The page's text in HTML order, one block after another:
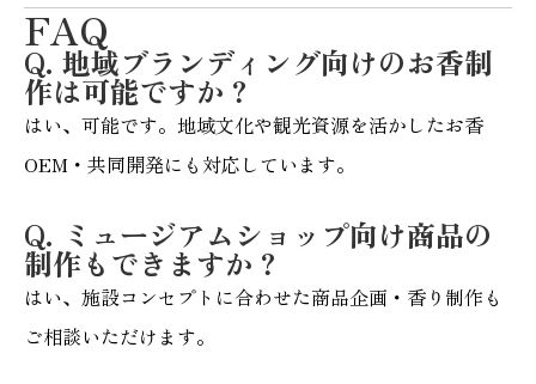
FAQ
Q. 地域ブランディング向けのお香制
作は可能ですか？
はい、可能です。地域文化や観光資源を活かしたお香
OEM・共同開発にも対応しています。
Q. ミュージアムショップ向け商品の
制作もできますか？
はい、施設コンセプトに合わせた商品企画・香り制作も
ご相談いただけます。